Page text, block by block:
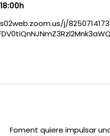
j/
Foment quiere impulsar